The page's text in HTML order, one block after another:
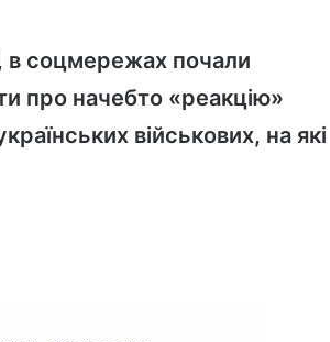
в соцмережах почали
про начебто «реакцію»
військових, на які